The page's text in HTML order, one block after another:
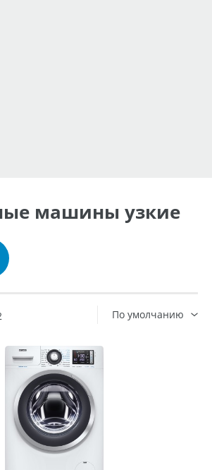
машины узкие
По умолчанию